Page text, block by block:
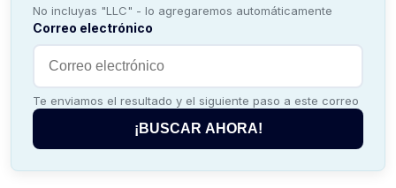
No incluyas "LLC" - lo agregaremos automáticamente
Correo electrónico
Te enviamos el resultado y el siguiente paso a este correo
¡BUSCAR AHORA!